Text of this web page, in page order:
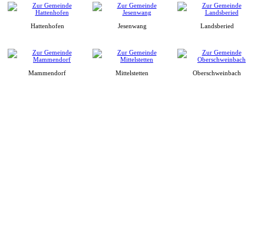
Hattenhofen Jesenwang Landsberied
Mammendorf Mittelstetten Oberschweinbach